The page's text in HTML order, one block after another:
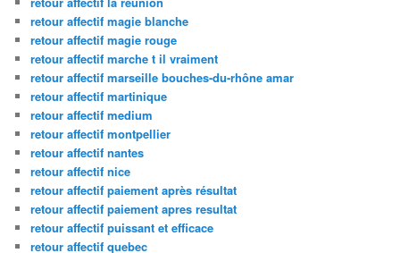
retour affectif magie blanche
retour affectif magie rouge
retour affectif marche t il vraiment
retour affectif marseille bouches-du-rhône amar
retour affectif martinique
retour affectif medium
retour affectif montpellier
retour affectif nantes
retour affectif nice
retour affectif paiement après résultat
retour affectif paiement apres resultat
retour affectif puissant et efficace
retour affectif quebec